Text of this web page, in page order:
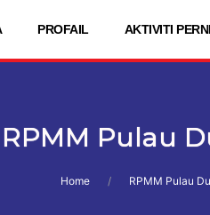
PROFAIL AKTIVITI
RPMM Pulau
Home RPMM Pulau